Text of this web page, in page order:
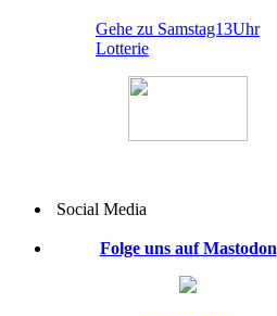
Gehe zu Samstag13Uhr
Lotterie
Social Media
Folge uns auf Mastodon